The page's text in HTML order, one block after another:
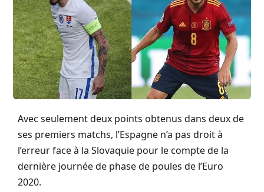
Avec seulement deux points obtenus dans deux de
ses premiers matchs, l’Espagne n’a pas droit à
l’erreur face à la Slovaquie pour le compte de la
dernière journée de phase de poules de l’Euro
2020.